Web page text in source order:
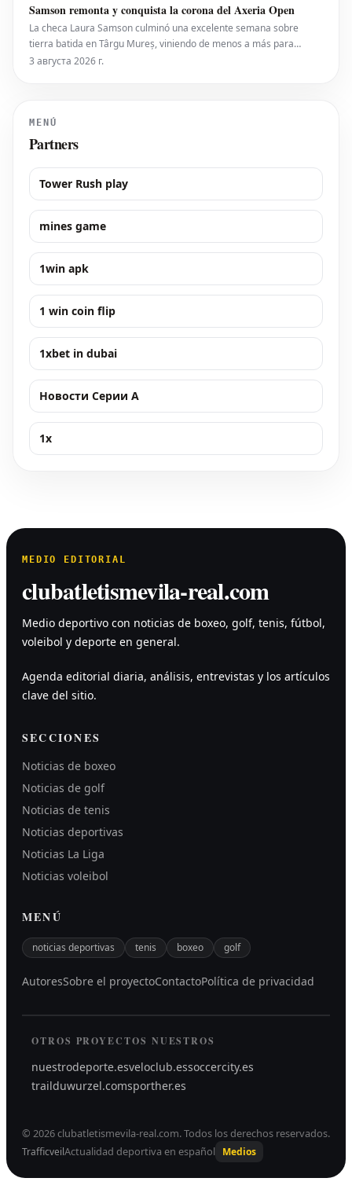
iniciativa separada de la ATP para colocar
Samson remonta y conquista la corona del Axeria Open
La checa Laura Samson culminó una excelente semana sobre
tierra batida en Târgu Mureș, viniendo de menos a más para
derrotar a la máxima favorita, la española Kaitlin Quevedo, por 2-6,
3 августа 2026 г.
MENÚ
Partners
Tower Rush play
mines game
1win apk
1 win coin flip
1xbet in dubai
Новости Серии А
1x
MEDIO EDITORIAL
clubatletismevila-real.com
Medio deportivo con noticias de boxeo, golf, tenis, fútbol,
voleibol y deporte en general.
Agenda editorial diaria, análisis, entrevistas y los artículos
clave del sitio.
SECCIONES
Noticias de boxeo
Noticias de golf
Noticias de tenis
Noticias deportivas
Noticias La Liga
Noticias voleibol
MENÚ
noticias deportivas tenis boxeo golf
AutoresSobre el proyectoContactoPolítica de privacidad
OTROS PROYECTOS NUESTROS
nuestrodeporte.esveloclub.essoccercity.es
trailduwurzel.comsporther.es
© 2026clubatletismevila-real.com.Todos los derechos reservados.
TrafficveilActualidad deportiva en español Medios